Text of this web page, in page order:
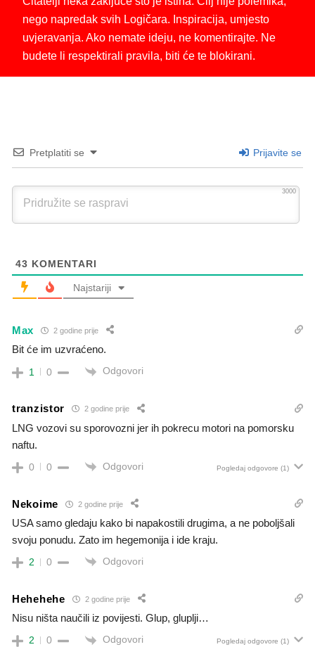
nego napredak svih Logičara. Inspiracija, umjesto
uvjeravanja. Ako nemate ideju, ne komentirajte. Ne
budete li respektirali pravila, biti će te blokirani.
Pretplatiti se Prijavite se
3000
43 KOMENTARI
Najstariji
Max 2 godine prije
Bit će im uzvraćeno.
1 0 Odgovori
tranzistor 2 godine prije
LNG vozovi su sporovozni jer ih pokrecu motori na pomorsku
naftu.
0 0 Odgovori Pogledaj odgovore (1)
Nekoime 2 godine prije
USA samo gledaju kako bi napakostili drugima, a ne poboljšali
svoju ponudu. Zato im hegemonija i ide kraju.
2 0 Odgovori
Hehehehe 2 godine prije
Nisu ništa naučili iz povijesti. Glup, gluplji…
2 0 Odgovori Pogledaj odgovore (1)